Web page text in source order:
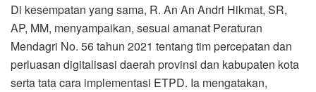
Di kesempatan yang sama, R. An An Andri Hikmat, SR,
AP, MM, menyampaikan, sesuai amanat Peraturan
Mendagri No. 56 tahun 2021 tentang tim percepatan dan
perluasan digitalisasi daerah provinsi dan kabupaten kota
serta tata cara implementasi ETPD. Ia mengatakan,